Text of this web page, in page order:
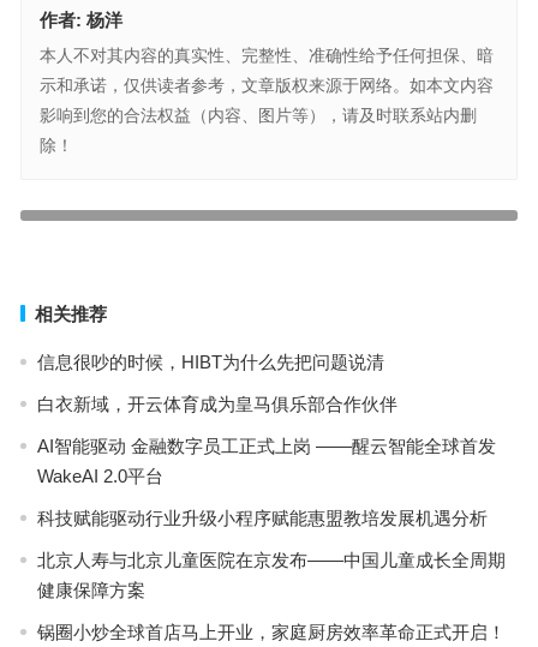
作者: 杨洋
本人不对其内容的真实性、完整性、准确性给予任何担保、暗
示和承诺，仅供读者参考，文章版权来源于网络。如本文内容
影响到您的合法权益（内容、图片等），请及时联系站内删
除！
引领医疗器械行业新潮流，九州通伯特利展现行业未来发展强劲动力
相关推荐
信息很吵的时候，HIBT为什么先把问题说清
白衣新域，开云体育成为皇马俱乐部合作伙伴
AI智能驱动 金融数字员工正式上岗 ——醒云智能全球首发
WakeAI 2.0平台
科技赋能驱动行业升级小程序赋能惠盟教培发展机遇分析
北京人寿与北京儿童医院在京发布——中国儿童成长全周期
健康保障方案
锅圈小炒全球首店马上开业，家庭厨房效率革命正式开启！